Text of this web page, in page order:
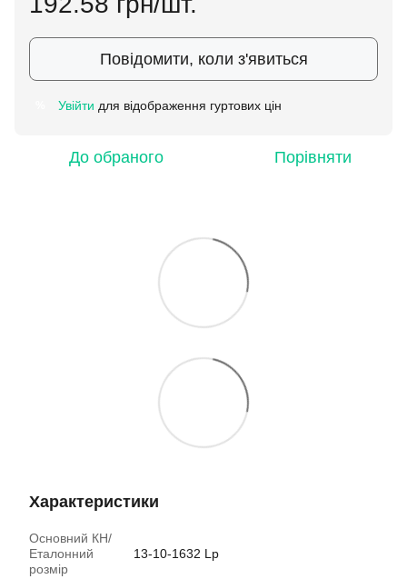
Повідомити, коли з'явиться
Увійти для відображення гуртових цін
До обраного Порівняти
Характеристики
Основний КН/
Еталонний
розмір
13-10-1632 Lp